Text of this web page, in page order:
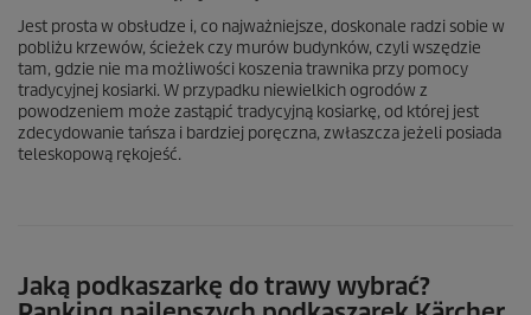
Jest prosta w obsłudze i, co najważniejsze, doskonale radzi sobie w
pobliżu krzewów, ścieżek czy murów budynków, czyli wszędzie
tam, gdzie nie ma możliwości koszenia trawnika przy pomocy
tradycyjnej kosiarki. W przypadku niewielkich ogrodów z
powodzeniem może zastąpić tradycyjną kosiarkę, od której jest
zdecydowanie tańsza i bardziej poręczna, zwłaszcza jeżeli posiada
teleskopową rękojeść.
Jaką podkaszarkę do trawy wybrać?